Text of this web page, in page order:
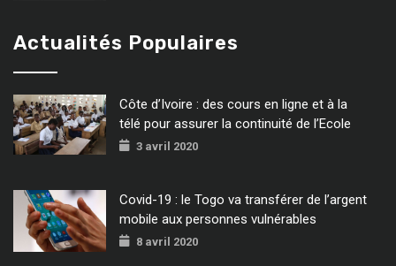
Actualités Populaires
Côte d’Ivoire : des cours en ligne et à la
télé pour assurer la continuité de l’Ecole
3 avril 2020
Covid-19 : le Togo va transférer de l’argent
mobile aux personnes vulnérables
8 avril 2020